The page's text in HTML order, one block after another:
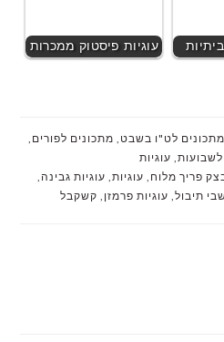
עוגיות פיסטוק ממכרות
מתכונים לט"ו בשבט , מתכונים לפורים ,
, עוגיות
פריך מלוח , עוגיות, עוגיות גבינה,
תיבול, עוגיות פרמזן , קשקבל